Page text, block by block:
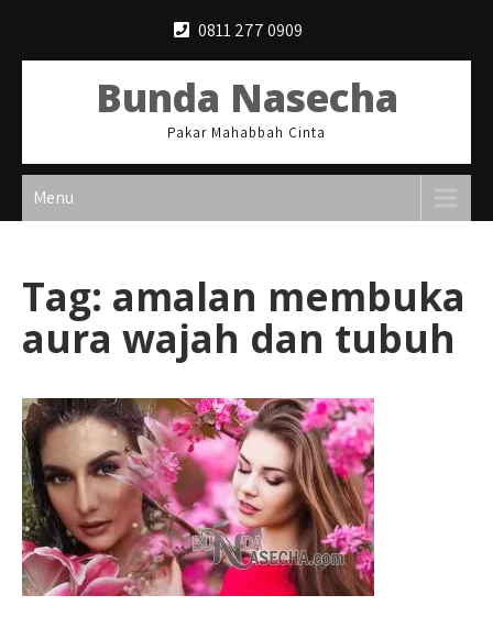
0811 277 0909
Bunda Nasecha
Pakar Mahabbah Cinta
Menu
Tag: amalan membuka
aura wajah dan tubuh